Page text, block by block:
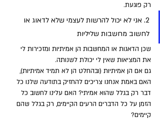
רק פוגעת.
2. אני לא יכול להרשות לעצמי שלא לדאוג או
לחשוב מחשבות שליליות
שכן הדאגות או המחשבות הן אמיתיות ומזכירות לי
את המציאות שאין לי יכולת לשנותה.
גם אם הן אמיתיות (ובהחלט הן לא תמיד אמיתיות),
האם באמת אנחנו צריכים להחזיק בתודעה שלנו כל
דבר רק בגלל שהוא אמיתי? האם עלינו לחשוב כל
הזמן על כל הדברים הרעים הקיימים, רק בגלל שהם
קיימים?